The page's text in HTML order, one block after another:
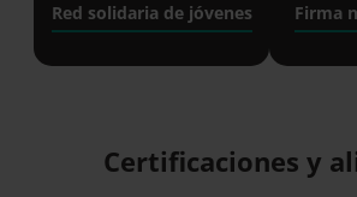
Red solidaria de jóvenes Firma
Certificaciones y